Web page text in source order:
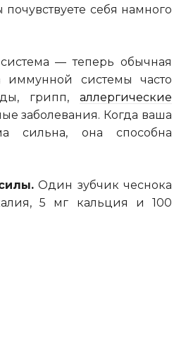
себя намного
— теперь обычная
иммунной системы часто
грипп, аллергические
заболевания. Когда ваша
сильна, она способна
Один зубчик чеснока
5 мг кальция и 100